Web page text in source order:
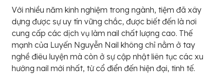
Với nhiều năm kinh nghiệm trong ngành, tiệm đã xây
dựng được sự uy tín vững chắc, được biết đến là nơi
cung cấp các dịch vụ làm nail chất lượng cao. Thế
mạnh của Luyến Nguyễn Nail không chỉ nằm ở tay
nghề điêu luyện mà còn ở sự cập nhật liên tục các xu
hướng nail mới nhất, từ cổ điển đến hiện đại, tinh tế.